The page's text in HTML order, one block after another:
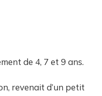
de 4, 7 et 9 ans.
revenait d’un petit